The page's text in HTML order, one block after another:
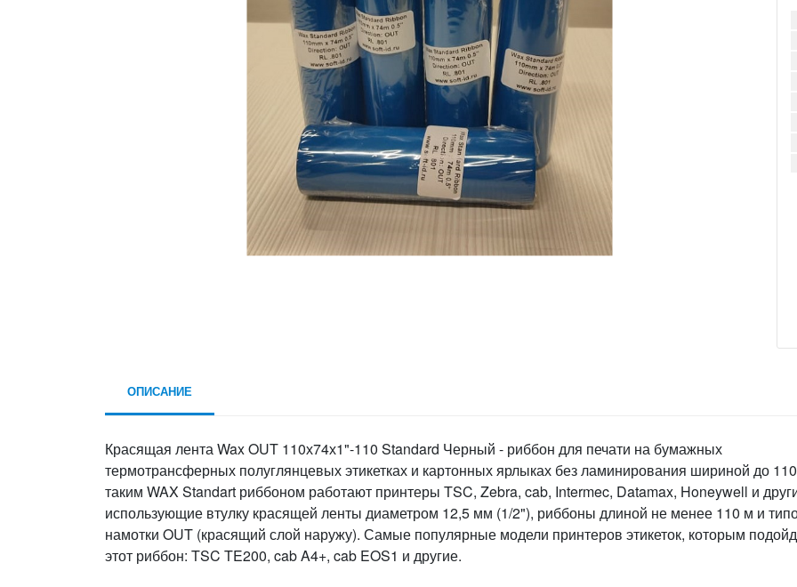
ОПИСАНИЕ
Красящая лента Wax OUT 110х74х1"-110 Standard Черный - риббон для печати на бумажных
термотрансферных полуглянцевых этикетках и картонных ярлыках без ламинирования шириной до
таким WAX Standart риббоном работают принтеры TSC, Zebra, cab, Intermec, Datamax, Honeywell и
использующие втулку красящей ленты диаметром 12,5 мм (1/2"), риббоны длиной не менее 110 м и
намотки OUT (красящий слой наружу). Самые популярные модели принтеров этикеток, которым
этот риббон: TSC TE200, cab A4+, cab EOS1 и другие.